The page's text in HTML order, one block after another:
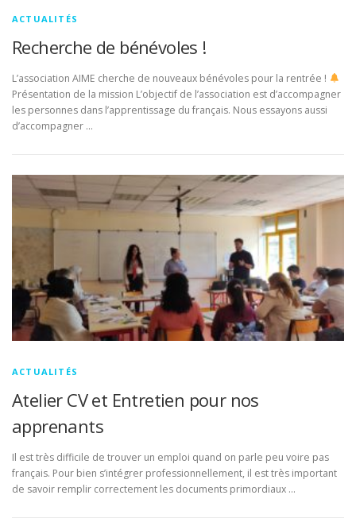
ACTUALITÉS
Recherche de bénévoles !
L’association AIME cherche de nouveaux bénévoles pour la rentrée !
Présentation de la mission L’objectif de l’association est d’accompagner
les personnes dans l’apprentissage du français. Nous essayons aussi
d’accompagner …
ACTUALITÉS
Atelier CV et Entretien pour nos
apprenants
Il est très difficile de trouver un emploi quand on parle peu voire pas
français. Pour bien s’intégrer professionnellement, il est très important
de savoir remplir correctement les documents primordiaux …